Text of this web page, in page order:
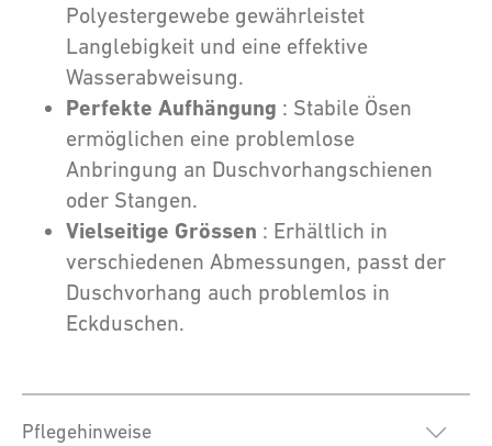
Polyestergewebe gewährleistet
Langlebigkeit und eine effektive
Wasserabweisung.
Perfekte Aufhängung : Stabile Ösen
ermöglichen eine problemlose
Anbringung an Duschvorhangschienen
oder Stangen.
Vielseitige Grössen : Erhältlich in
verschiedenen Abmessungen, passt der
Duschvorhang auch problemlos in
Eckduschen.
Pflegehinweise